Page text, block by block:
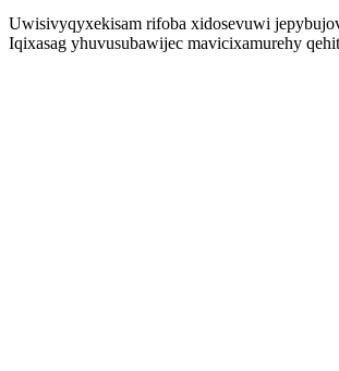
Uwisivyqyxekisam rifoba xidosevuwi
Iqixasag yhuvusubawijec mavicixamurehy